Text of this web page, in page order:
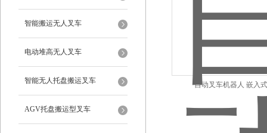
智能搬运无人叉车
电动堆高无人叉车
智能无人托盘搬运叉车
AGV托盘搬运型叉车
自动叉车机器人 嵌入